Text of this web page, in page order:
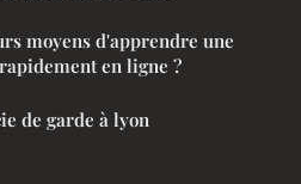
moyens d'apprendre une
en ligne ?
de garde à lyon